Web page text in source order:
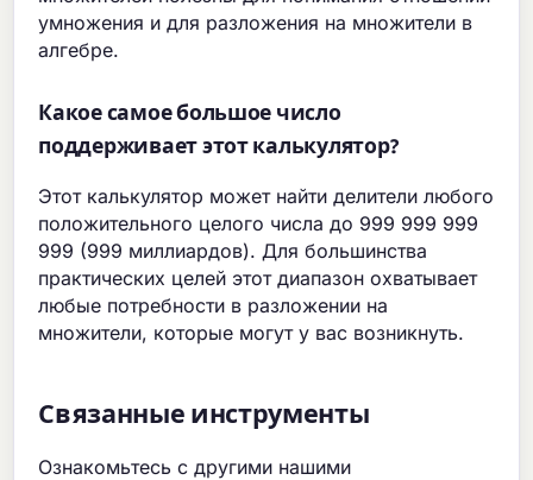
умножения и для разложения на множители в
алгебре.
Какое самое большое число
поддерживает этот калькулятор?
Этот калькулятор может найти делители любого
положительного целого числа до 999 999 999
999 (999 миллиардов). Для большинства
практических целей этот диапазон охватывает
любые потребности в разложении на
множители, которые могут у вас возникнуть.
Связанные инструменты
Ознакомьтесь с другими нашими